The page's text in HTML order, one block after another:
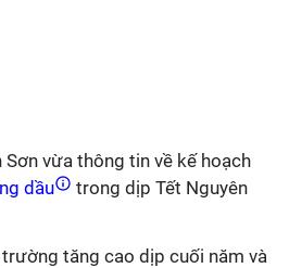
Sơn vừa thông tin về kế hoạch
dầu
trong dịp Tết Nguyên
tăng cao dịp cuối năm và